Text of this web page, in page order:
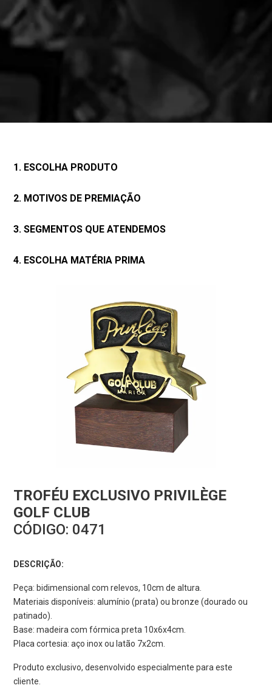
1. ESCOLHA PRODUTO
2. MOTIVOS DE PREMIAÇÃO
3. SEGMENTOS QUE ATENDEMOS
4. ESCOLHA MATÉRIA PRIMA
TROFÉU EXCLUSIVO PRIVILÈGE
GOLF CLUB
CÓDIGO: 0471
DESCRIÇÃO:
Peça: bidimensional com relevos, 10cm de altura.
Materiais disponíveis: alumínio (prata) ou bronze (dourado ou
patinado).
Base: madeira com fórmica preta 10x6x4cm.
Placa cortesia: aço inox ou latão 7x2cm.
Produto exclusivo, desenvolvido especialmente para este
cliente.